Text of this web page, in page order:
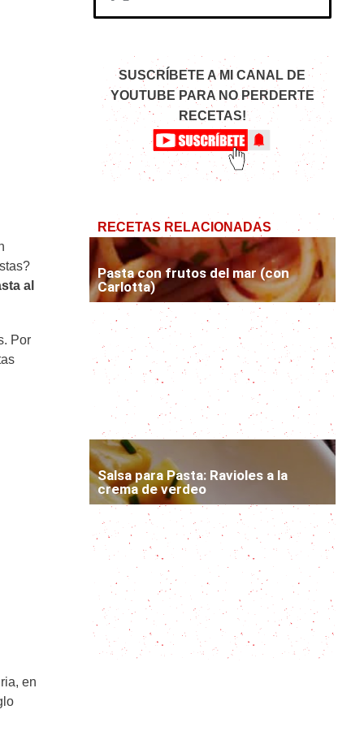
al
Por
en
SUSCRÍBETE A MI CANAL DE
YOUTUBE PARA NO PERDERTE
RECETAS!
RECETAS RELACIONADAS
Pasta con frutos del mar (con
Carlotta)
Espagueti verde y una salsa bien
mexicana
2 Recetas de pastas fáciles y
rápidas
Salsa para Pasta: Ravioles a la
crema de verdeo
Fideos chinos y una sabrosa receta
al wok
Pasta con atún en 4 pasos